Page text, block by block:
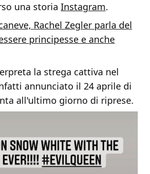
una storia Instagram.
Rachel Zegler parla del
principesse e anche
la strega cattiva nel
annunciato il 24 aprile di
all'ultimo giorno di riprese.